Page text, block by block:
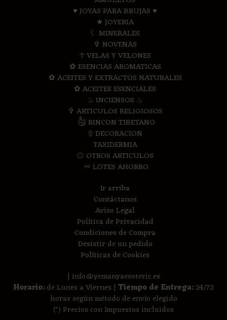
♥ JOYAS PARA BRUJAS ♥
★ JOYERIA
☾ MINERALES
✞ NOVENAS
☥ VELAS Y VELONES
✿ ESENCIAS AROMATICAS
✿ ACEITES Y EXTRACTOS NATURALES
✿ ACEITES ESENCIALES
♨ INCIENSOS ♨
✞ ARTICULOS RELIGIOSOS
༃ RINCON TIBETANO
۩ DECORACION
TAXIDERMIA
۞ OTROS ARTICULOS
✂ LOTES AHORRO
Ir arriba
Contáctanos
Aviso Legal
Política de Privacidad
Condiciones de Compra
Desistir de un pedido
Políticas de Cookies
| info@yemanyaesoteric.es
Horario:de Lunes a Viernes | Tiempo de Entrega:24/72
horas según método de envío elegido
(*) Precios con Impuestos incluidos